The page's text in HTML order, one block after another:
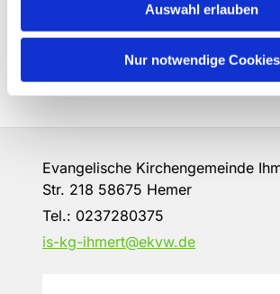
Auswahl erlauben
Nur notwendige Cookies
Evangelische Kirchengemeinde
Str. 218 58675 Hemer
Tel.: 0237280375
is-kg-ihmert@ekvw.de